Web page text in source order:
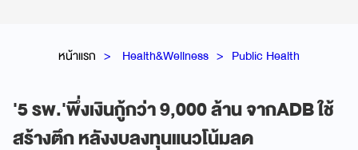
หน้าแรก Health&Wellness Public Health
'5 รพ.'พึ่งเงินกู้กว่า 9,000 ล้าน จากADB ใช้
สร้างตึก หลังงบลงทุนแนวโน้มลด